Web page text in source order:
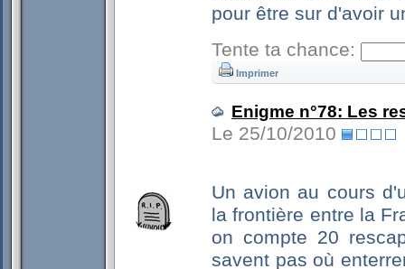
pour être sur d'avoir
Tente ta chance:
Imprimer
Enigme n°78: Les
Le 25/10/2010
Un avion au cours
la frontière entre la
on compte 20
savent pas où